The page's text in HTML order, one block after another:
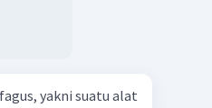
yakni suatu alat